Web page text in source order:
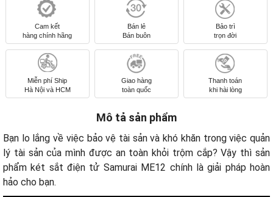
Cam kết
hàng chính hãng
Bán lẻ
Bán buôn
Bảo trì
trọn đời
Miễn phí Ship
Hà Nội và HCM
Giao hàng
toàn quốc
Thanh toán
khi hài lòng
Mô tả sản phẩm
Bạn lo lắng về việc bảo vệ tài sản và khó khăn trong việc quản
lý tài sản của mình được an toàn khỏi trộm cắp? Vậy thì sản
phẩm két sắt điện tử Samurai ME12 chính là giải pháp hoàn
hảo cho bạn.